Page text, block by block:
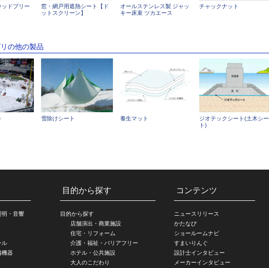
ッドブリー
窓・網戸用遮熱シート【ド
ットスクリーン】
オールステンレス製 ジャッ
キー床束 ツカエース
チャックナット
の他の製品
雪除けシート 養生マット
ジオテックシート(土木シー
ト)
明・音響
ル
機器
目的から探す
目的から探す
店舗演出・商業施設
住宅・リフォーム
介護・福祉・バリアフリー
ホテル・公共施設
大人のこだわり
コンテンツ
ニュースリリース
かたなび
ショールームナビ
すまいりんぐ
設計士インタビュー
メーカーインタビュー